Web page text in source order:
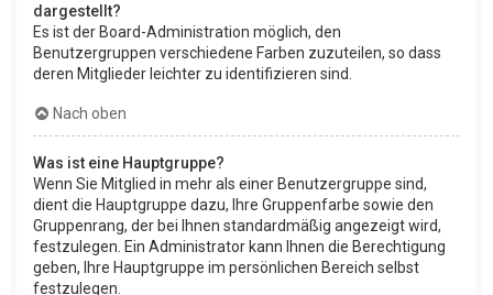
dargestellt?
Es ist der Board-Administration möglich, den
Benutzergruppen verschiedene Farben zuzuteilen, so dass
deren Mitglieder leichter zu identifizieren sind.
Nach oben
Was ist eine Hauptgruppe?
Wenn Sie Mitglied in mehr als einer Benutzergruppe sind,
dient die Hauptgruppe dazu, Ihre Gruppenfarbe sowie den
Gruppenrang, der bei Ihnen standardmäßig angezeigt wird,
festzulegen. Ein Administrator kann Ihnen die Berechtigung
geben, Ihre Hauptgruppe im persönlichen Bereich selbst
festzulegen.